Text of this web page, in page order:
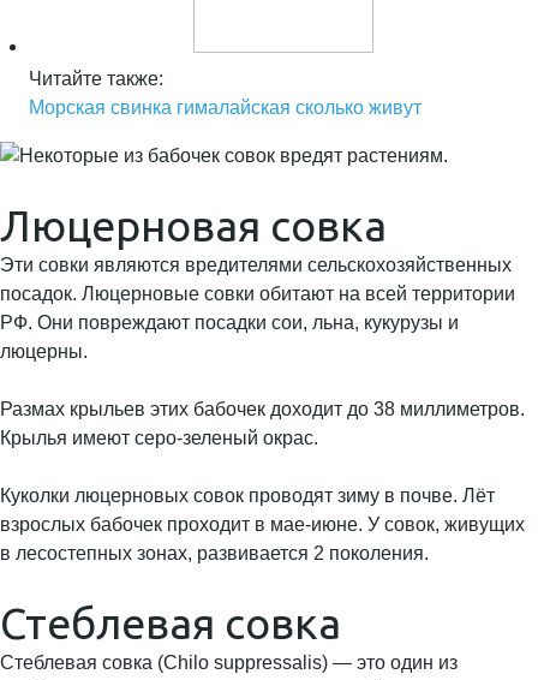
Читайте также:
Морская свинка гималайская сколько живут
Люцерновая совка
Эти совки являются вредителями сельскохозяйственных
посадок. Люцерновые совки обитают на всей территории
РФ. Они повреждают посадки сои, льна, кукурузы и
люцерны.
Размах крыльев этих бабочек доходит до 38 миллиметров.
Крылья имеют серо-зеленый окрас.
Куколки люцерновых совок проводят зиму в почве. Лёт
взрослых бабочек проходит в мае-июне. У совок, живущих
в лесостепных зонах, развивается 2 поколения.
Стеблевая совка
Стеблевая совка (Chilo suppressalis) — это один из